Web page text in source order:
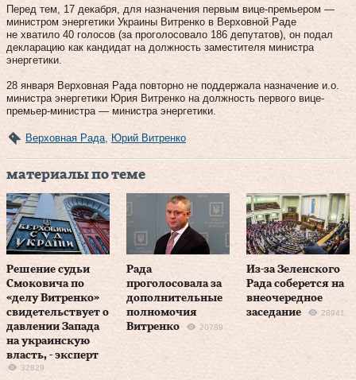
Перед тем, 17 декабря, для назначения первым вице-премьером —
министром энергетики Украины Витренко в Верховной Раде
не хватило 40 голосов (за проголосовало 186 депутатов), он подал
декларацию как кандидат на должность заместителя министра
энергетики.
28 января Верховная Рада повторно не поддержала назначение и.о.
министра энергетики Юрия Витренко на должность первого вице-
премьер-министра — министра энергетики.
Верховная Рада Юрий Витренко
материалы по теме
Решение судьи
Смоковича по
«делу Витренко»
свидетельствует о
давлении Запада
на украинскую
власть, - эксперт
32829
Рада
проголосовала за
дополнительные
полномочия
Витренко
20789
Из-за Зеленского
Рада соберется на
внеочередное
заседание
28941